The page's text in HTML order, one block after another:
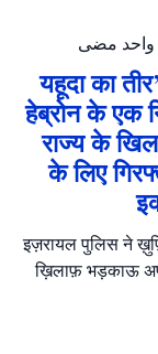
واحد مضى
यहूदा का
हेब्रोन के एक
राज्य के
के लिए
इज़रायल पुलिस ने
ख़िलाफ़ भड़काऊ